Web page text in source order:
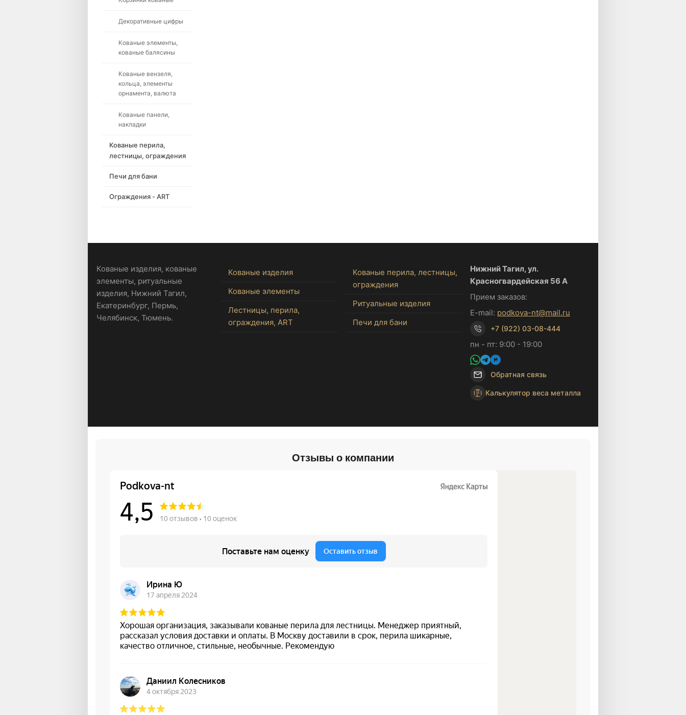
Декоративные цифры
Кованые элементы,
кованые балясины
Кованые вензеля,
кольца, элементы
орнамента, валюта
Кованые панели,
накладки
Кованые перила,
лестницы, ограждения
Печи для бани
Ограждения - ART
Кованые изделия, кованые
элементы, ритуальные
изделия, Нижний Тагил,
Екатеринбург, Пермь,
Челябинск, Тюмень.
Кованые изделия
Кованые элементы
Лестницы, перила,
ограждения, ART
Кованые перила, лестницы,
ограждения
Ритуальные изделия
Печи для бани
Нижний Тагил, ул.
Красногвардейская 56 А
Прием заказов:
E-mail: podkova-nt@mail.ru
+7 (922) 03-08-444
пн - пт: 9:00 - 19:00
Обратная связь
Калькулятор веса металла
Отзывы о компании